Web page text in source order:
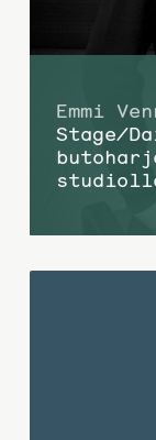
Emmi
Stage/